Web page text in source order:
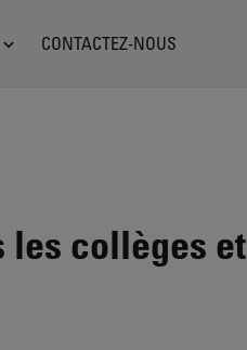
CONTACTEZ-NOUS
les collèges et